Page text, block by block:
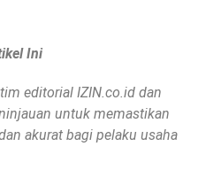
Ini
editorial IZIN.co.id dan
untuk memastikan
akurat bagi pelaku usaha